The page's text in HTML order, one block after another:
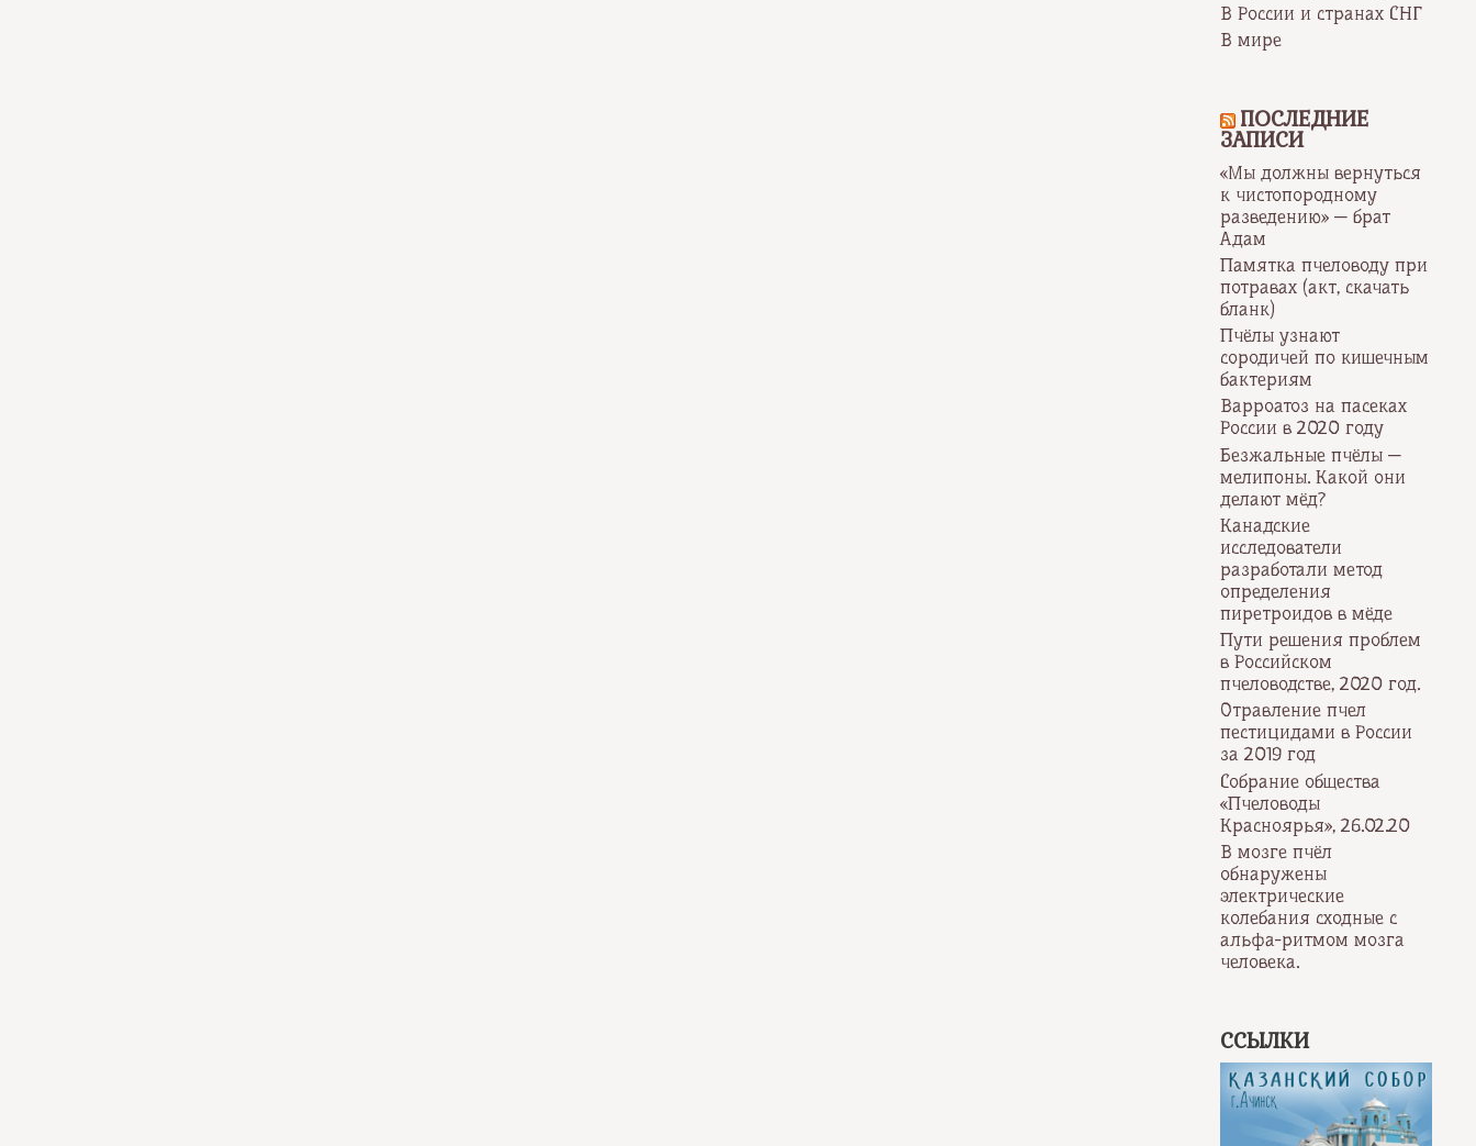
В России и странах СНГ
В мире
ПОСЛЕДНИЕ
ЗАПИСИ
«Мы должны вернуться
к чистопородному
разведению» — брат
Адам
Памятка пчеловоду при
потравах (акт, скачать
бланк)
Пчёлы узнают
сородичей по кишечным
бактериям
Варроатоз на пасеках
России в 2020 году
Безжальные пчёлы —
мелипоны. Какой они
делают мёд?
Канадские
исследователи
разработали метод
определения
пиретроидов в мёде
Пути решения проблем
в Российском
пчеловодстве, 2020 год.
Отравление пчел
пестицидами в России
за 2019 год
Собрание общества
«Пчеловоды
Красноярья», 26.02.20
В мозге пчёл
обнаружены
электрические
колебания сходные с
альфа-ритмом мозга
человека.
ССЫЛКИ